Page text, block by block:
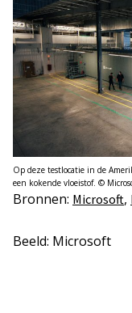
Op deze testlocatie in de
een kokende vloeistof. ©
Bronnen: Microsoft,
Beeld: Microsoft